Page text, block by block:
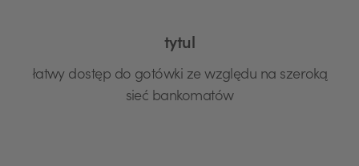
tytul
łatwy dostęp do gotówki ze względu na szeroką
sieć bankomatów